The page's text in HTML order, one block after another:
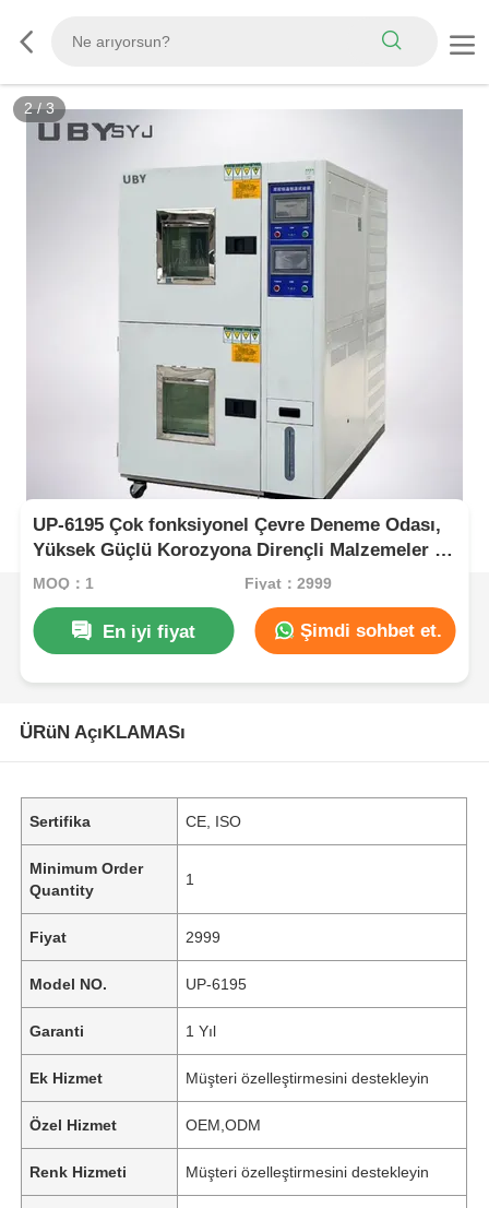
2/3
UP-6195 Çok fonksiyonel Çevre Deneme Odası,
Yüksek Güçlü Korozyona Dirençli Malzemeler ve
Özelleştirilebilir Boyut
MOQ：1 Fiyat：2999
En iyi fiyat Şimdi sohbet et.
ÜRüN AçıKLAMASı
Sertifika CE, ISO
Minimum Order
Quantity
1
Fiyat 2999
Model NO. UP-6195
Garanti 1 Yıl
Ek Hizmet Müşteri özelleştirmesini destekleyin
Özel Hizmet OEM,ODM
Renk Hizmeti Müşteri özelleştirmesini destekleyin